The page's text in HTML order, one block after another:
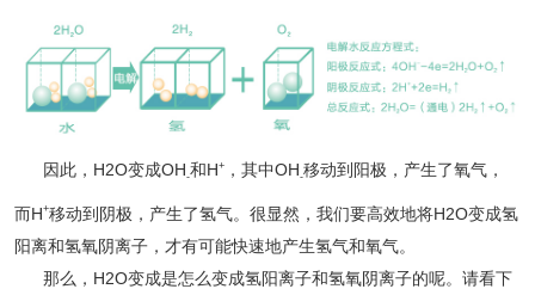
因此，H2O变成OH-和H+ ，其中OH-移动到阳极，产生了氧气，
而H+移动到阴极，产生了氢气。很显然，我们要高效地将H2O变成氢
阳离和氢氧阴离子，才有可能快速地产生氢气和氧气。
那么，H2O变成是怎么变成氢阳离子和氢氧阴离子的呢。请看下